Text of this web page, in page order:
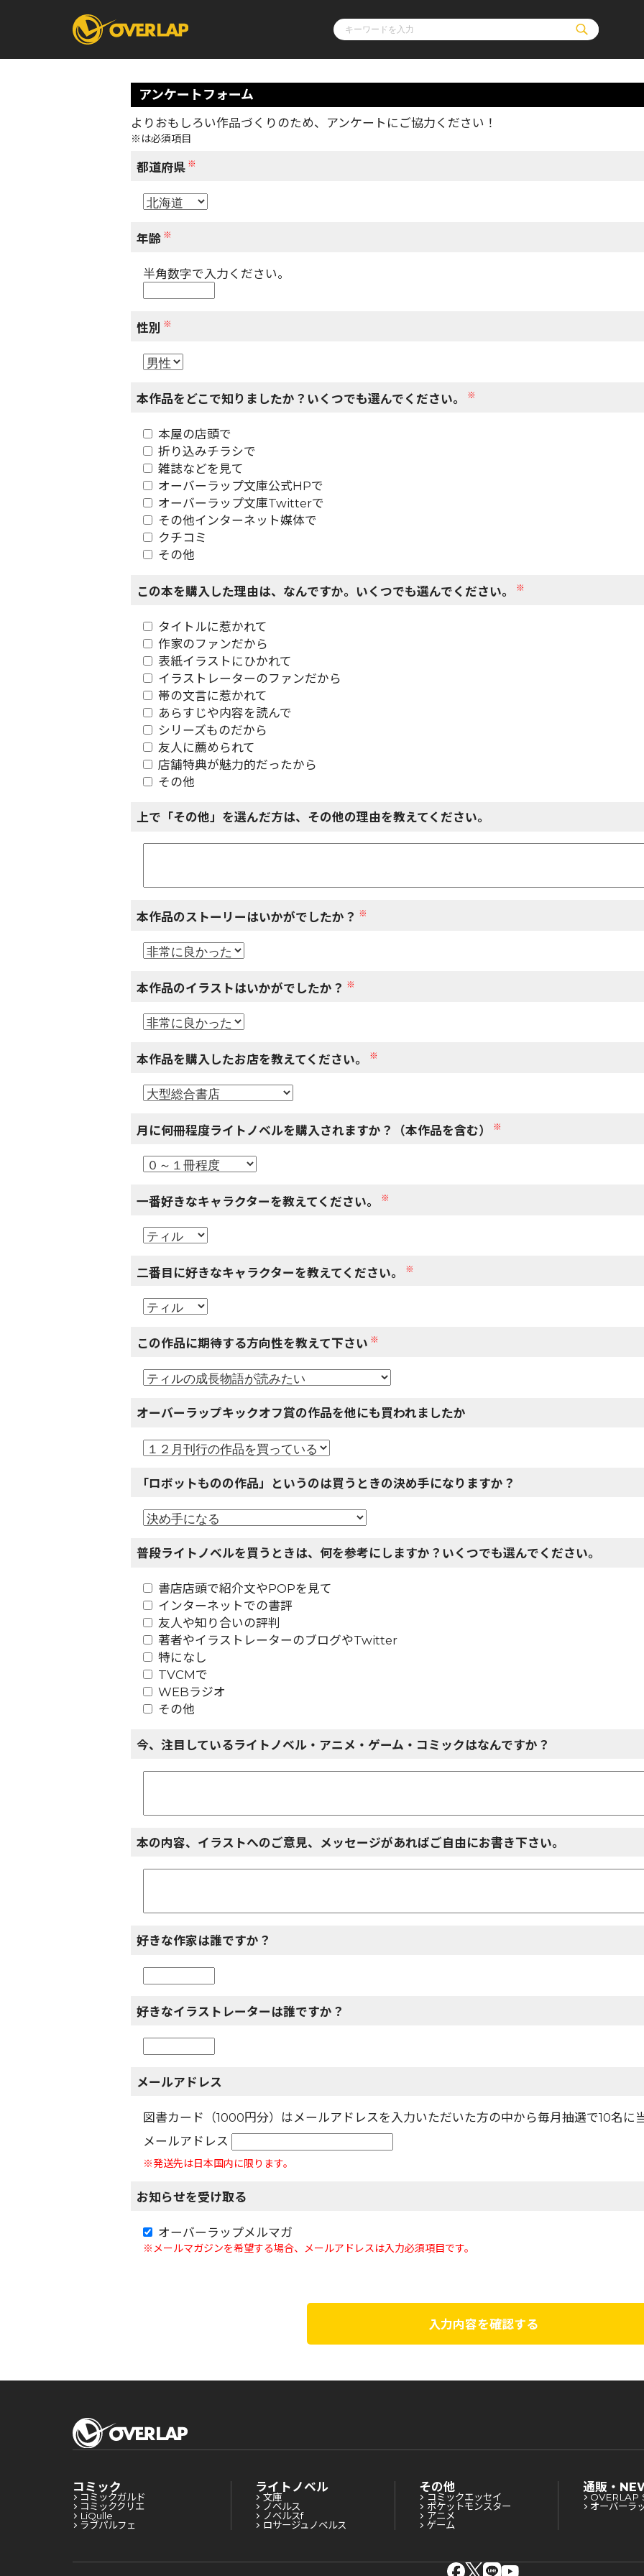
コミック
コミッククリエ
オーバーラップ文庫
アンケートフォーム
よりおもしろい作品づくりのため、アンケートにご協力ください！
※は必須項目
都道府県 ※
年齢 ※
半角数字で入力ください。
性別 ※
本作品をどこで知りましたか？いくつでも選んでください。 ※
本屋の店頭で
折り込みチラシで
雑誌などを見て
オーバーラップ文庫公式HPで
オーバーラップ文庫Twitterで
その他インターネット媒体で
クチコミ
その他
この本を購入した理由は、なんですか。いくつでも選んでください。 ※
タイトルに惹かれて
作家のファンだから
表紙イラストにひかれて
イラストレーターのファンだから
帯の文言に惹かれて
あらすじや内容を読んで
シリーズものだから
友人に薦められて
店舗特典が魅力的だったから
その他
上で「その他」を選んだ方は、その他の理由を教えてください。
本作品のストーリーはいかがでしたか？ ※
本作品のイラストはいかがでしたか？ ※
本作品を購入したお店を教えてください。 ※
月に何冊程度ライトノベルを購入されますか？（本作品を含む） ※
一番好きなキャラクターを教えてください。 ※
二番目に好きなキャラクターを教えてください。 ※
この作品に期待する方向性を教えて下さい ※
オーバーラップキックオフ賞の作品を他にも買われましたか
「ロボットものの作品」というのは買うときの決め手になりますか？
普段ライトノベルを買うときは、何を参考にしますか？いくつでも選んでください。
書店店頭で紹介文やPOPを見て
インターネットでの書評
友人や知り合いの評判
著者やイラストレーターのブログやTwitter
特になし
TVCMで
WEBラジオ
その他
今、注目しているライトノベル・アニメ・ゲーム・コミックはなんですか？
本の内容、イラストへのご意見、メッセージがあればご自由にお書き下さい。
好きな作家は誰ですか？
好きなイラストレーターは誰ですか？
メールアドレス
図書カード（1000円分）はメールアドレスを入力いただいた方の中から毎月抽選で10名に
メールアドレス
※発送先は日本国内に限ります。
お知らせを受け取る
オーバーラップメルマガ
※メールマガジンを希望する場合、メールアドレスは入力必須項目です。
入力内容を確認する
コミック
コミックガルド
コミッククリエ
LiQulle
ラブパルフェ
ライトノベル
文庫
ノベルス
ノベルスf
ロサージュノベルス
その他
コミックエッセイ
ポケットモンスター
アニメ
ゲーム
通販・
OVERLAP
オーバーラ